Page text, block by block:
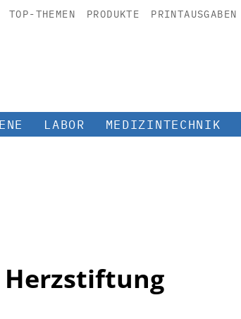
TOP-THEMEN PRODUKTE PRINTAUSGABEN
LABOR MEDIZINTECHNIK
Herzstiftung